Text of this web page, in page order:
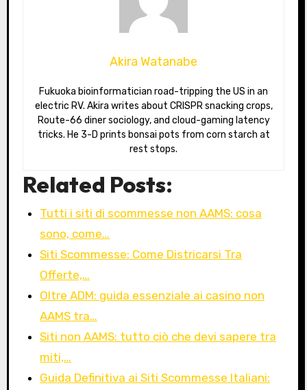
Akira Watanabe
Fukuoka bioinformatician road-tripping the US in an
electric RV. Akira writes about CRISPR snacking crops,
Route-66 diner sociology, and cloud-gaming latency
tricks. He 3-D prints bonsai pots from corn starch at
rest stops.
Related Posts:
Tutti i siti di scommesse non AAMS: cosa
sono, come…
Siti Scommesse: Come Districarsi Tra
Offerte,…
Oltre ADM: guida essenziale ai casino non
AAMS tra…
Siti non AAMS: tutto ciò che devi sapere tra
miti,…
Guida Definitiva ai Siti Scommesse Italiani: